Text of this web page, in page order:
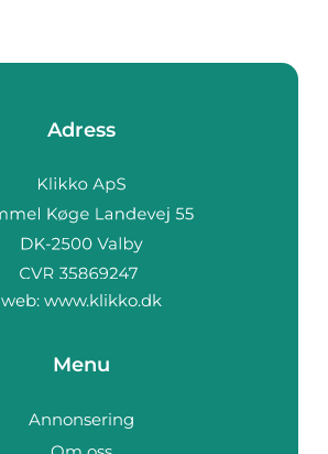
Adress
web: www.klikko.dk
Menu
Annonsering